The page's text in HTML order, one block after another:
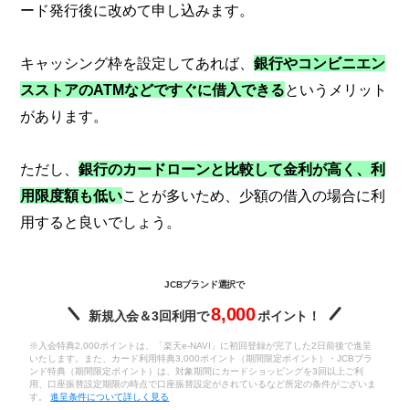
ード発行後に改めて申し込みます。
キャッシング枠を設定してあれば、銀行やコンビニエン
スストアのATMなどですぐに借入できるというメリット
があります。
ただし、銀行のカードローンと比較して金利が高く、利
用限度額も低いことが多いため、少額の借入の場合に利
用すると良いでしょう。
JCBブランド選択で
新規入会＆3回利用で8,000ポイント！
※入会特典2,000ポイントは、「楽天e-NAVI」に初回登録が完了した2日前後で進呈
いたします。また、カード利用特典3,000ポイント（期間限定ポイント）・JCBブラ
ンド特典（期間限定ポイント）は、対象期間にカードショッピングを3回以上ご利
用、口座振替設定期限の時点で口座振替設定がされているなど所定の条件がございま
す。進呈条件について詳しく見る